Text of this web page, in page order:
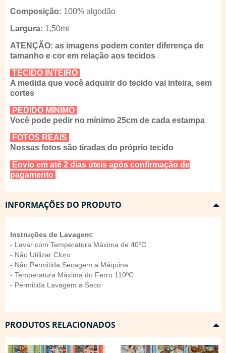
Composição: 100% algodão
Largura: 1,50mt
ATENÇÃO: as imagens podem conter diferença de
tamanho e cor em relação aos tecidos
TECIDO INTEIRO
A medida que você adquirir do tecido vai inteira, sem
cortes
PEDIDO MÍNIMO
Você pode pedir no mínimo 25cm de cada estampa
FOTOS REAIS
Nossas fotos são tiradas do próprio tecido
Envio em até 2 dias úteis após confirmação de
pagamento
INFORMAÇÕES DO PRODUTO
Instruções de Lavagem:
- Lavar com Temperatura Máxima de 40ºC
- Não Utilizar Cloro
- Não Permitida Secagem a Máquina
- Temperatura Màxima do Ferro 110ºC
- Permitida Lavagem a Seco
PRODUTOS RELACIONADOS